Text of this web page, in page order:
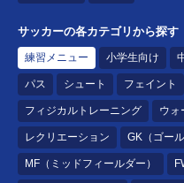
サッカーの各カテゴリから探す
練習メニュー 小学生向け
パス シュート フェイント
フィジカルトレーニング ウォ
レクリエーション GK（ゴー
MF（ミッドフィールダー）